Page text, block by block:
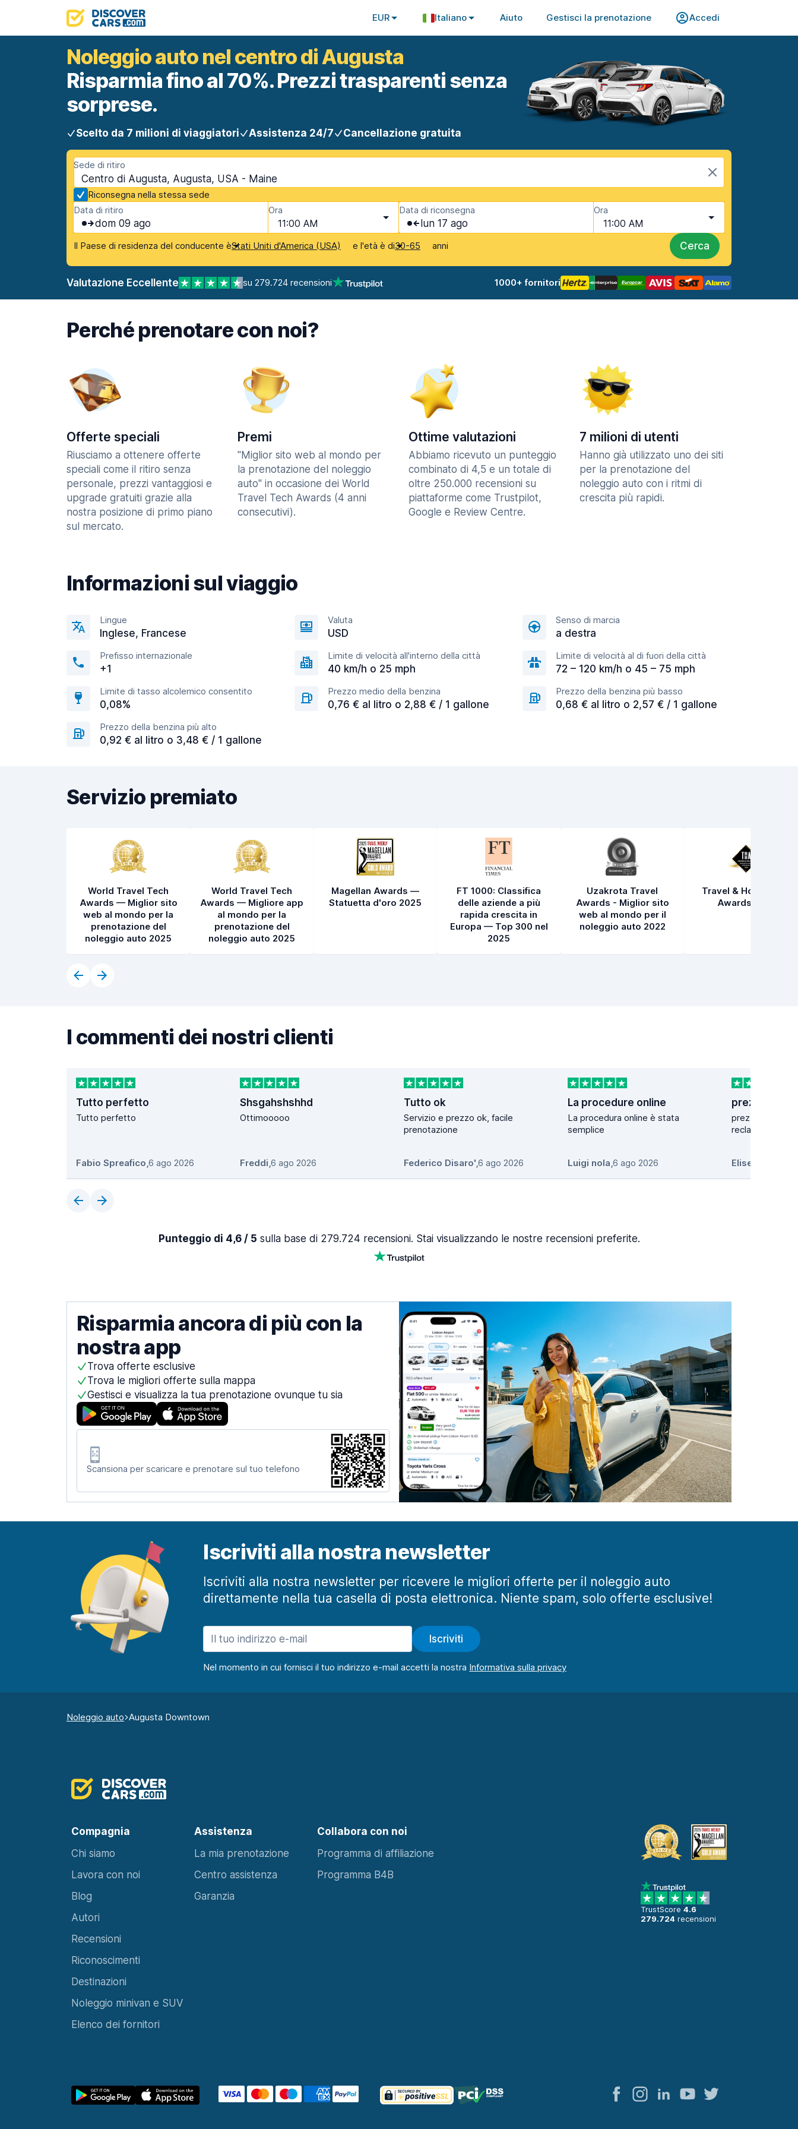
EUR Italiano Aiuto Gestisci la prenotazione Accedi
Noleggio auto nel centro di Augusta
Risparmia fino al 70%. Prezzi trasparenti senza
sorprese.
Scelto da 7 milioni di viaggiatori Assistenza 24/7 Cancellazione gratuita
Sede di ritiro
Centro di Augusta, Augusta, USA - Maine
Riconsegna nella stessa sede
Data di ritiro
dom 09 ago
Ora
11:00 AM
Data di riconsegna
lun 17 ago
Ora
11:00 AM
Il Paese di residenza del conducente èStati Uniti d'America (USA) e l'età è di30-65 anni Cerca
Valutazione Eccellente su 279.724 recensioni 1000+ fornitori
Perché prenotare con noi?
Offerte speciali
Riusciamo a ottenere offerte
speciali come il ritiro senza
personale, prezzi vantaggiosi e
upgrade gratuiti grazie alla
nostra posizione di primo piano
sul mercato.
Premi
"Miglior sito web al mondo per
la prenotazione del noleggio
auto" in occasione dei World
Travel Tech Awards (4 anni
consecutivi).
Ottime valutazioni
Abbiamo ricevuto un punteggio
combinato di 4,5 e un totale di
oltre 250.000 recensioni su
piattaforme come Trustpilot,
Google e Review Centre.
7 milioni di utenti
Hanno già utilizzato uno dei siti
per la prenotazione del
noleggio auto con i ritmi di
crescita più rapidi.
Informazioni sul viaggio
Lingue
Inglese, Francese
Valuta
USD
Senso di marcia
a destra
Prefisso internazionale
+1
Limite di velocità all'interno della città
40 km/h o 25 mph
Limite di velocità al di fuori della città
72 – 120 km/h o 45 – 75 mph
Limite di tasso alcolemico consentito
0,08%
Prezzo medio della benzina
0,76 € al litro o 2,88 € / 1 gallone
Prezzo della benzina più basso
0,68 € al litro o 2,57 € / 1 gallone
Prezzo della benzina più alto
0,92 € al litro o 3,48 € / 1 gallone
Servizio premiato
World Travel Tech
Awards — Miglior sito
web al mondo per la
prenotazione del
noleggio auto 2025
World Travel Tech
Awards — Migliore app
al mondo per la
prenotazione del
noleggio auto 2025
Magellan Awards —
Statuetta d'oro 2025
FT 1000: Classifica
delle aziende a più
rapida crescita in
Europa — Top 300 nel
2025
Uzakrota Travel
Awards - Miglior sito
web al mondo per il
noleggio auto 2022
Travel & Hospitality
Awards 2021
I commenti dei nostri clienti
Tutto perfetto
Tutto perfetto
Fabio Spreafico,6 ago 2026
Shsgahshshhd
Ottimooooo
Freddi,6 ago 2026
Tutto ok
Servizio e prezzo ok, facile
prenotazione
Federico Disaro',6 ago 2026
La procedure online
La procedura online è stata
semplice
Luigi nola,6 ago 2026
prezzo ottimo
reclamo
Elise
Punteggio di 4,6 / 5 sulla base di 279.724 recensioni. Stai visualizzando le nostre recensioni preferite.
Risparmia ancora di più con la
nostra app
Trova offerte esclusive
Trova le migliori offerte sulla mappa
Gestisci e visualizza la tua prenotazione ovunque tu sia
Scansiona per scaricare e prenotare sul tuo telefono
Iscriviti alla nostra newsletter
Iscriviti alla nostra newsletter per ricevere le migliori offerte per il noleggio auto
direttamente nella tua casella di posta elettronica. Niente spam, solo offerte esclusive!
Iscriviti
Nel momento in cui fornisci il tuo indirizzo e-mail accetti la nostra
Noleggio auto Augusta Downtown
Compagnia Assistenza Collabora con noi
TrustScore 4.6
279.724 recensioni